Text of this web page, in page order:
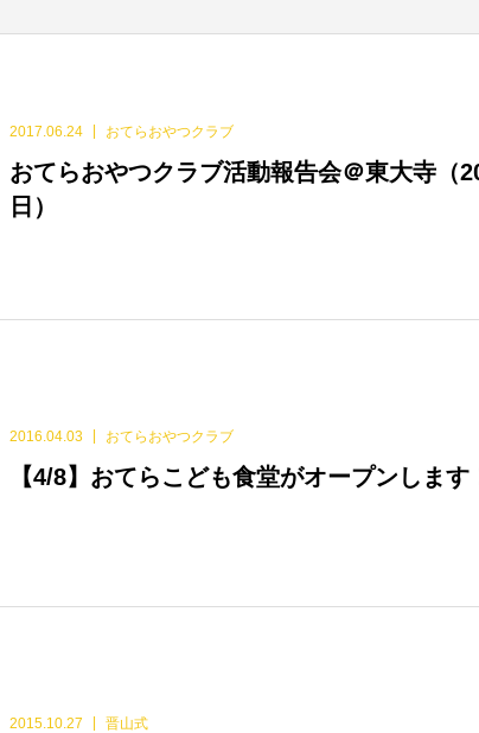
2017.06.24 おてらおやつクラブ
おてらおやつクラブ活動報告会＠東大寺（
日）
2016.04.03 おてらおやつクラブ
【4/8】おてらこども食堂がオープンします
2015.10.27 晋山式